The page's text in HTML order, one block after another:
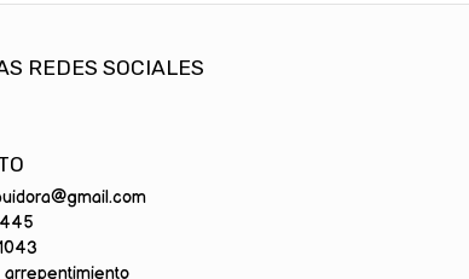
REDES SOCIALES
arrepentimiento